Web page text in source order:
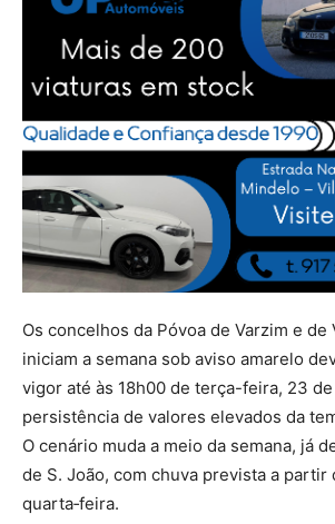
Os concelhos da Póvoa de Varzim e de
iniciam a semana sob aviso amarelo
vigor até às 18h00 de terça-feira, 23
persistência de valores elevados da
O cenário muda a meio da semana, já
de S. João, com chuva prevista a partir
quarta‑feira.